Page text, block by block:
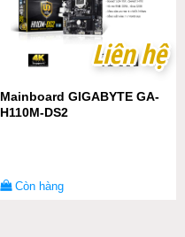
Liên hệ
Liên hệ
Mainboard GIGABYTE GA-
H110M-DS2
Còn hàng